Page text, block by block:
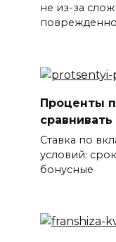
не из-за
Проценты
Ставка по
условий:
бонусные